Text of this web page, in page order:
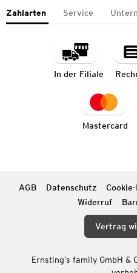
Zahlarten Service
In der Filiale
Mastercard
AGB Datenschutz
Widerruf
Vertrag
Ernsting’s family GmbH &